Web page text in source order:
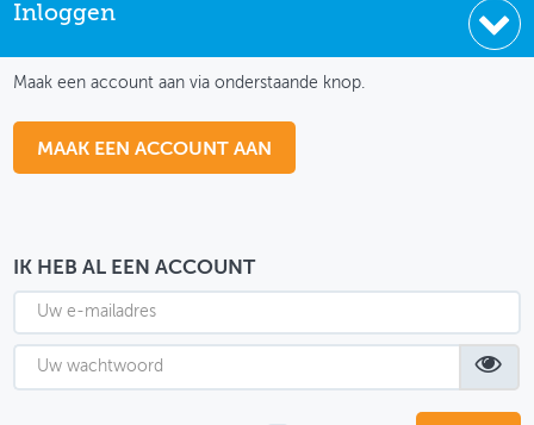
NIEUWS
THEMASITES
MIJN PROFIEL
GEBRUIKER
Inloggen
Maak een account aan via onderstaande knop.
MAAK EEN ACCOUNT AAN
IK HEB AL EEN ACCOUNT